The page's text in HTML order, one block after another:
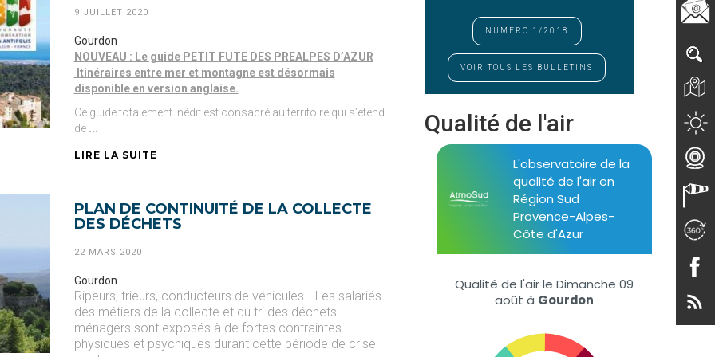
9 JUILLET 2020
Gourdon
NOUVEAU : Le guide PETIT FUTE DES PREALPES D’AZUR
Itinéraires entre mer et montagne est désormais
disponible en version anglaise.
Ce guide totalement inédit est consacré au territoire qui s’étend
de ...
LIRE LA SUITE
PLAN DE CONTINUITÉ DE LA COLLECTE
DES DÉCHETS
22 MARS 2020
Gourdon
Ripeurs, trieurs, conducteurs de véhicules… Les salariés
des métiers de la collecte et du tri des déchets
ménagers sont exposés à de fortes contraintes
physiques et psychiques durant cette période de crise
NUMÉRO 1/2018
VOIR TOUS LES BULLETINS
Qualité de l'air